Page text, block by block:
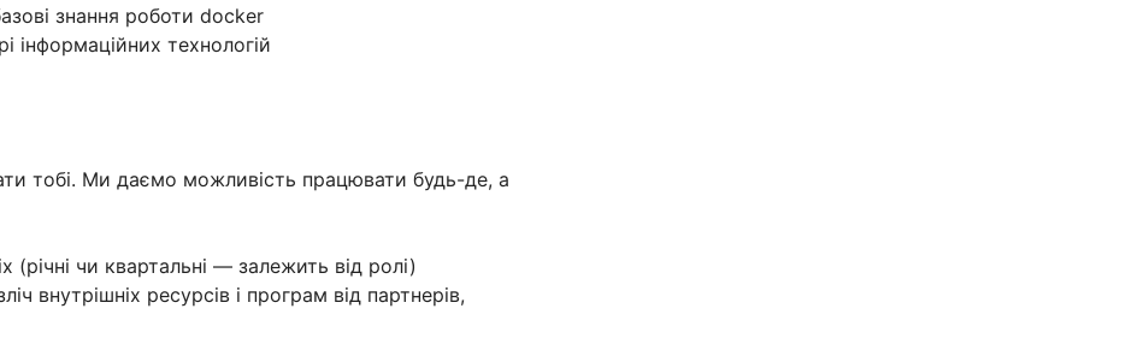
знання роботи docker
інформаційних технологій
тобі. Ми даємо можливість працювати будь-де, а
чи квартальні — залежить від ролі)
внутрішніх ресурсів і програм від партнерів,